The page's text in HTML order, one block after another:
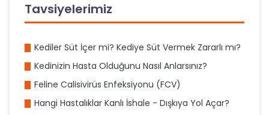
Tavsiyelerimiz
Kediler Süt İçer mi? Kediye Süt Vermek Zararlı mı?
Kedinizin Hasta Olduğunu Nasıl Anlarsınız?
Feline Calisivirüs Enfeksiyonu (FCV)
Hangi Hastalıklar Kanlı İshale - Dışkıya Yol Açar?